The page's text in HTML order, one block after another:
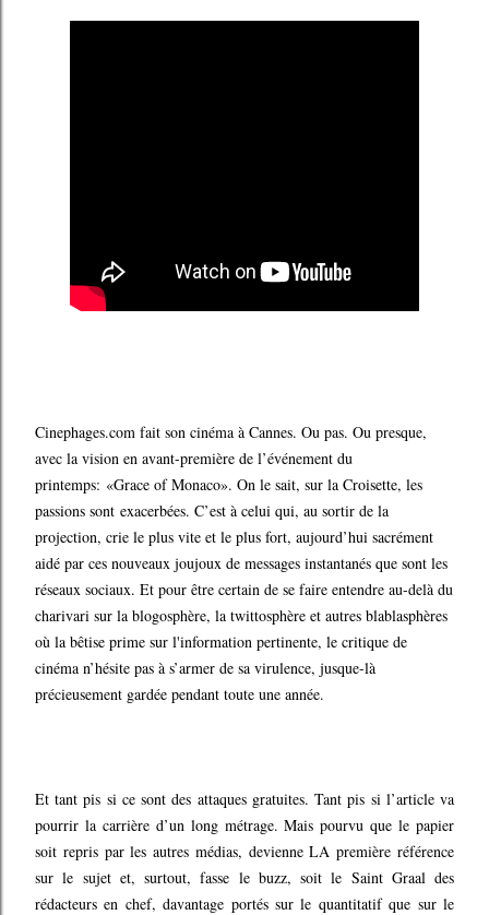
Cinephages.com fait son cinéma à Cannes. Ou pas. Ou presque,
avec la vision en avant-première de l’événement du
printemps: «Grace of Monaco». On le sait, sur la Croisette, les
passions sont exacerbées. C’est à celui qui, au sortir de la
projection, crie le plus vite et le plus fort, aujourd’hui sacrément
aidé par ces nouveaux joujoux de messages instantanés que sont les
réseaux sociaux. Et pour être certain de se faire entendre au-delà du
charivari sur la blogosphère, la twittosphère et autres blablasphères
où la bêtise prime sur l'information pertinente, le critique de
cinéma n’hésite pas à s’armer de sa virulence, jusque-là
précieusement gardée pendant toute une année.
Et tant pis si ce sont des attaques gratuites. Tant pis si l’article va
pourrir la carrière d’un long métrage. Mais pourvu que le papier
soit repris par les autres médias, devienne LA première référence
sur le sujet et, surtout, fasse le buzz, soit le Saint Graal des
rédacteurs en chef, davantage portés sur le quantitatif que sur le